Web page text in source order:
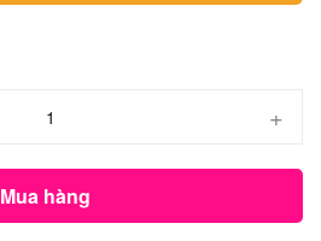
+
Mua hàng